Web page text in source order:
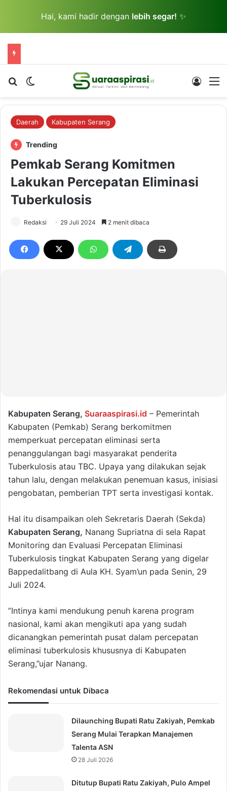
Hai, kami hadir dengan lebih segar! ✨
Cari berita...Switch skin Log In
Daerah Kabupaten Serang
Trending
Pemkab Serang Komitmen
Lakukan Percepatan Eliminasi
Tuberkulosis
Redaksi 29 Juli 2024 2 menit dibaca
Kabupaten Serang, Suaraaspirasi.id – Pemerintah
Kabupaten (Pemkab) Serang berkomitmen
memperkuat percepatan eliminasi serta
penanggulangan bagi masyarakat penderita
Tuberkulosis atau TBC. Upaya yang dilakukan sejak
tahun lalu, dengan melakukan penemuan kasus, inisiasi
pengobatan, pemberian TPT serta investigasi kontak.
Hal itu disampaikan oleh Sekretaris Daerah (Sekda)
Kabupaten Serang, Nanang Supriatna di sela Rapat
Monitoring dan Evaluasi Percepatan Eliminasi
Tuberkulosis tingkat Kabupaten Serang yang digelar
Bappedalitbang di Aula KH. Syam’un pada Senin, 29
Juli 2024.
”Intinya kami mendukung penuh karena program
nasional, kami akan mengikuti apa yang sudah
dicanangkan pemerintah pusat dalam percepatan
eliminasi tuberkulosis khususnya di Kabupaten
Serang,”ujar Nanang.
Rekomendasi untuk Dibaca
Dilaunching Bupati Ratu Zakiyah, Pemkab
Serang Mulai Terapkan Manajemen
Talenta ASN
28 Juli 2026
Ditutup Bupati Ratu Zakiyah, Pulo Ampel